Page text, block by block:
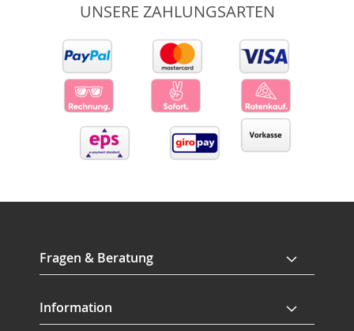
UNSERE ZAHLUNGSARTEN
Fragen & Beratung
Information